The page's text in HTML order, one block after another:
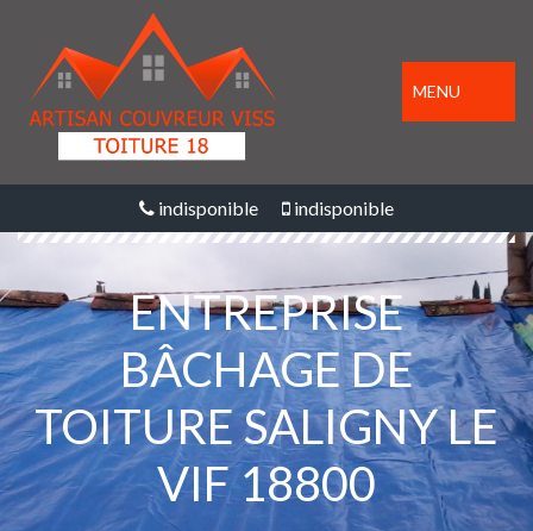
MENU
indisponible indisponible
ENTREPRISE
BÂCHAGE DE
TOITURE SALIGNY LE
VIF 18800